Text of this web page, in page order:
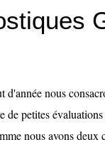
d'année nous
de petites
nous avons deux